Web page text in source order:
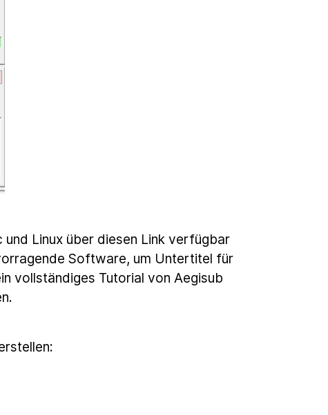
Linux über diesen Link verfügbar
Software, um Untertitel für
vollständiges Tutorial von Aegisub